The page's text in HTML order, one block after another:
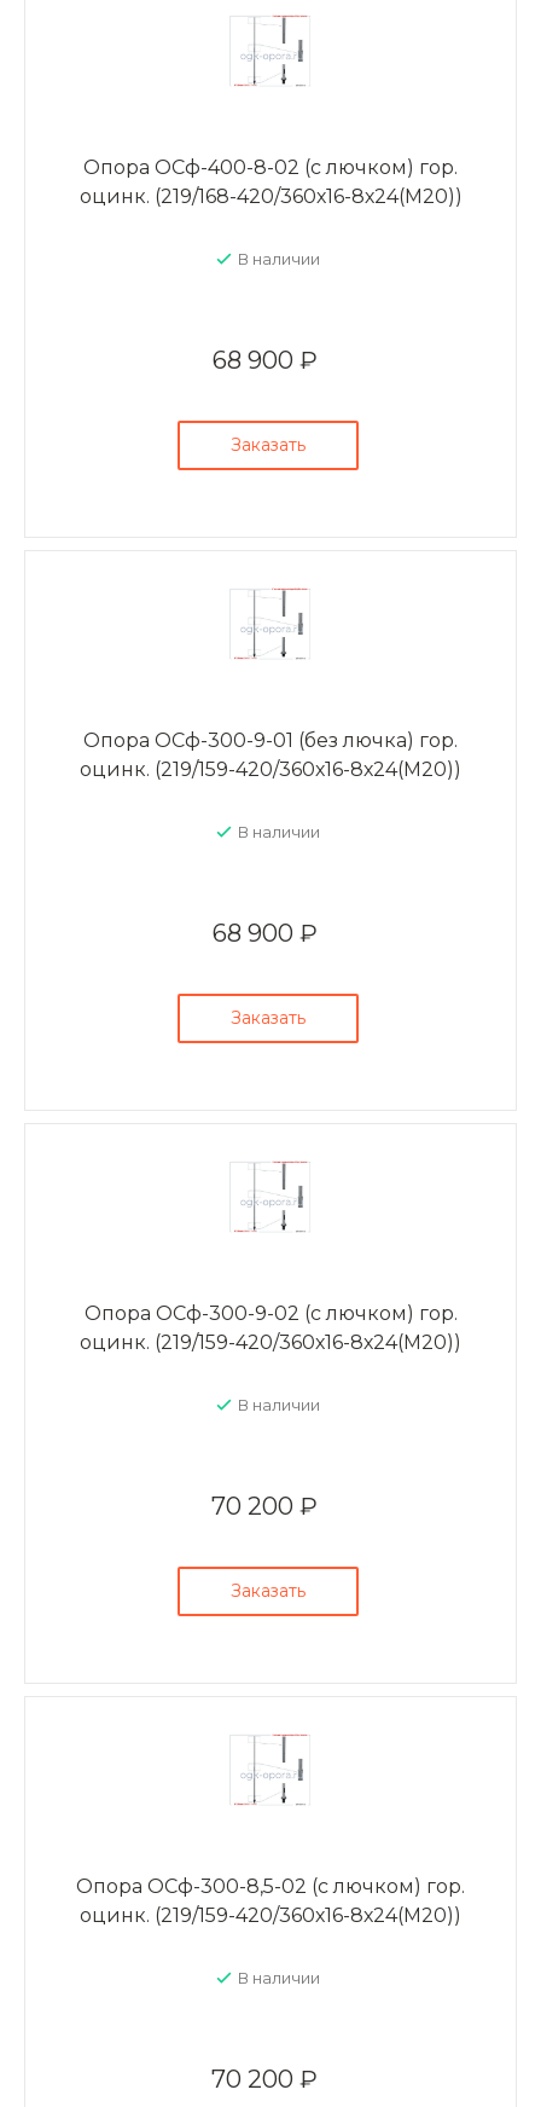
Опора ОСф-400-8-02 (с лючком) гор.
оцинк. (219/168-420/360х16-8х24(М20))
В наличии
68 900 ₽
Заказать
Опора ОСф-300-9-01 (без лючка) гор.
оцинк. (219/159-420/360х16-8х24(М20))
В наличии
68 900 ₽
Заказать
Опора ОСф-300-9-02 (с лючком) гор.
оцинк. (219/159-420/360х16-8х24(М20))
В наличии
70 200 ₽
Заказать
Опора ОСф-300-8,5-02 (с лючком) гор.
оцинк. (219/159-420/360х16-8х24(М20))
В наличии
70 200 ₽